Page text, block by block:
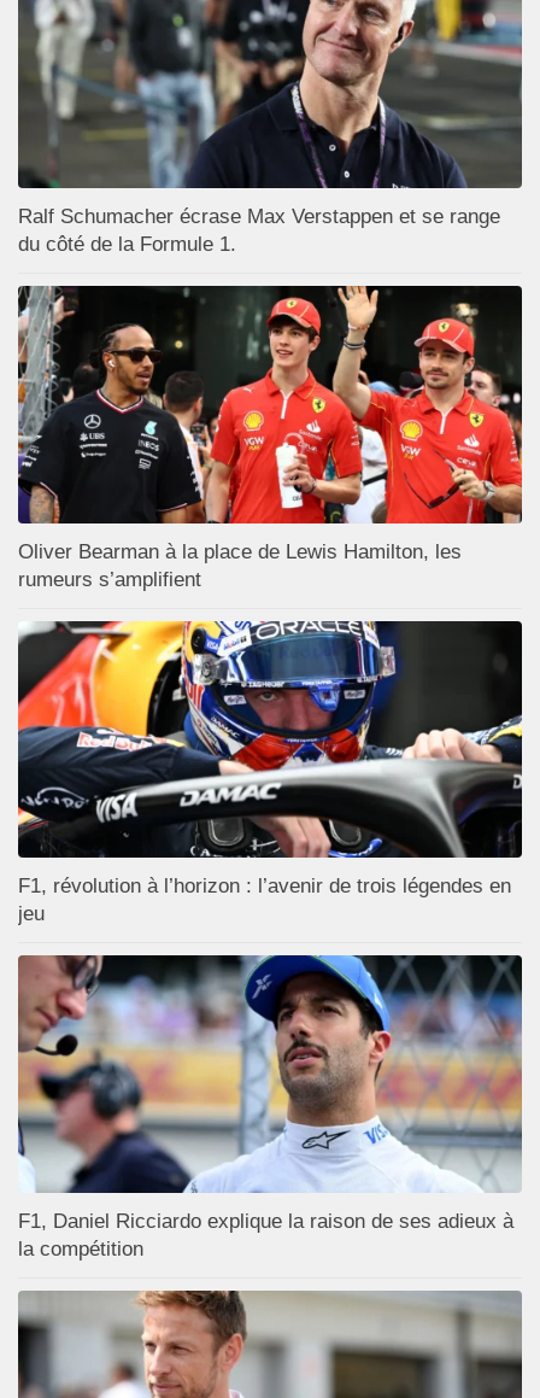
Ralf Schumacher écrase Max Verstappen et se range
du côté de la Formule 1.
Oliver Bearman à la place de Lewis Hamilton, les
rumeurs s’amplifient
F1, révolution à l’horizon : l’avenir de trois légendes en
jeu
F1, Daniel Ricciardo explique la raison de ses adieux à
la compétition